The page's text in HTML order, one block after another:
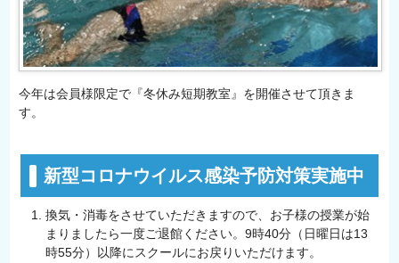
今年は会員様限定で『冬休み短期教室』を開催させて頂きま
す。
新型コロナウイルス感染予防対策実施中
換気・消毒をさせていただきますので、お子様の授業が始
まりましたら一度ご退館ください。9時40分（日曜日は13
時55分）以降にスクールにお戻りいただけます。